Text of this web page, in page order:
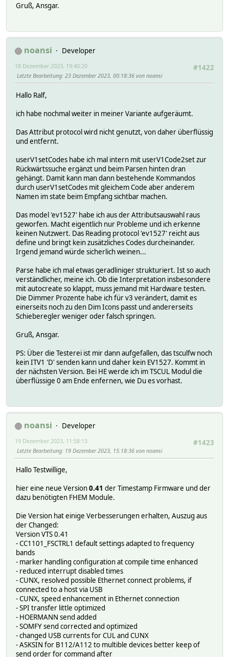
Gruß, Ansgar.
noansi
Developer
#1422
18 Dezember 2023, 19:40:20
Letzte Bearbeitung: 23 Dezember 2023, 00:18:36 von noansi
Hallo Ralf,
ich habe nochmal weiter in meiner Variante aufgeräumt.
Das Attribut protocol wird nicht genutzt, von daher überflüssig
und entfernt.
userV1setCodes habe ich mal intern mit userV1Code2set zur
Rückwärtssuche ergänzt und beim Parsen hinten dran
gehängt. Damit kann man dann bestehende Kommandos
durch userV1setCodes mit gleichem Code aber anderem
Namen im state beim Empfang sichtbar machen.
Das model 'ev1527' habe ich aus der Attributsauswahl raus
geworfen. Macht eigentlich nur Probleme und ich erkenne
keinen Nutzwert. Das Reading protocol 'ev1527' reicht aus
define und bringt kein zusätzliches Codes durcheinander.
Irgend jemand würde sicherlich weinen...
Parse habe ich mal etwas geradliniger strukturiert. Ist so auch
verständlicher, meine ich. Ob die Interpretation insbesondere
mit autocreate so klappt, muss jemand mit Hardware testen.
Die Dimmer Prozente habe ich für v3 verändert, damit es
einerseits noch zu den Dim Icons passt und andererseits
Schieberegler weniger oder falsch springen.
Gruß, Ansgar.
PS: Über die Testerei ist mir dann aufgefallen, das tsculfw noch
kein ITV1 'D' senden kann und daher kein EV1527. Kommt in
der nächsten Version. Bei HE werde ich im TSCUL Modul die
überflüssige 0 am Ende enfernen, wie Du es vorhast.
noansi
Developer
#1423
19 Dezember 2023, 11:58:13
Letzte Bearbeitung: 19 Dezember 2023, 15:18:36 von noansi
Hallo Testwillige,
hier eine neue Version0.41 der Timestamp Firmware und der
dazu benötigten FHEM Module.
Die Version hat einige Verbesserungen erhalten, Auszug aus
der Changed:
Version VTS 0.41
- CC1101_FSCTRL1 default settings adapted to frequency
bands
- marker handling configuration at compile time enhanced
- reduced interrupt disabled times
- CUNX, resolved possible Ethernet connect problems, if
connected to a host via USB
- CUNX, speed enhancement in Ethernet connection
- SPI transfer little optimized
- HOERMANN send added
- SOMFY send corrected and optimized
- changed USB currents for CUL and CUNX
- ASKSIN for B112/A112 to multible devices better keep of
send order for command after